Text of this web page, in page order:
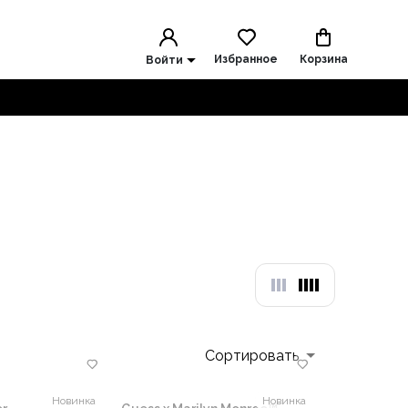
Войти Избранное Корзина
Сортировать
Новинка Новинка